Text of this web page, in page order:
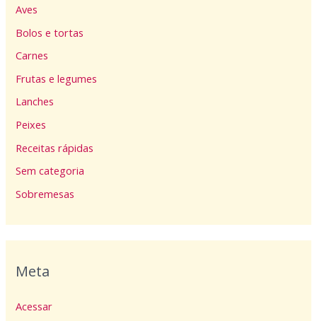
Aves
Bolos e tortas
Carnes
Frutas e legumes
Lanches
Peixes
Receitas rápidas
Sem categoria
Sobremesas
Meta
Acessar